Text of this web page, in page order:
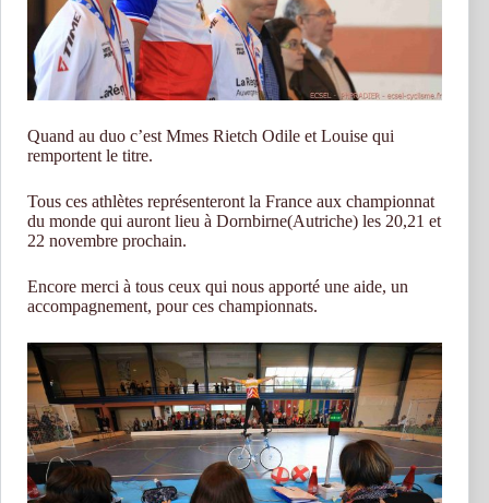
Quand au duo c’est Mmes Rietch Odile et Louise qui
remportent le titre.
Tous ces athlètes représenteront la France aux championnat
du monde qui auront lieu à Dornbirne(Autriche) les 20,21 et
22 novembre prochain.
Encore merci à tous ceux qui nous apporté une aide, un
accompagnement, pour ces championnats.